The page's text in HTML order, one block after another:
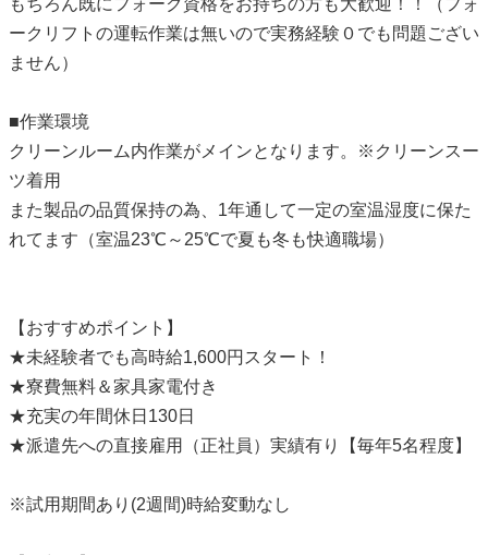
もちろん既にフォーク資格をお持ちの方も大歓迎！！（フォ
ークリフトの運転作業は無いので実務経験０でも問題ござい
ません）
■作業環境
クリーンルーム内作業がメインとなります。※クリーンスー
ツ着用
また製品の品質保持の為、1年通して一定の室温湿度に保た
れてます（室温23℃～25℃で夏も冬も快適職場）
【おすすめポイント】
★未経験者でも高時給1,600円スタート！
★寮費無料＆家具家電付き
★充実の年間休日130日
★派遣先への直接雇用（正社員）実績有り【毎年5名程度】
※試用期間あり(2週間)時給変動なし